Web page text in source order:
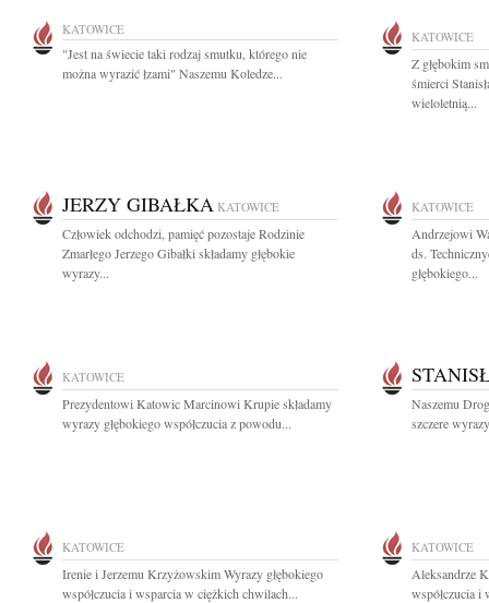
KATOWICE
"Jest na świecie taki rodzaj smutku, którego nie
można wyrazić łzami" Naszemu Koledze...
KATOWICE
Z głębokim
śmierci
wieloletnią...
JERZY GIBAŁKA KATOWICE
Człowiek odchodzi, pamięć pozostaje Rodzinie
Zmarłego Jerzego Gibałki składamy głębokie
wyrazy...
KATOWICE
Andrzejowi
ds.
głębokiego...
KATOWICE
Prezydentowi Katowic Marcinowi Krupie składamy
wyrazy głębokiego współczucia z powodu...
Naszemu
szczere
KATOWICE
Irenie i Jerzemu Krzyżowskim Wyrazy głębokiego
współczucia i wsparcia w ciężkich chwilach...
KATOWICE
Aleksandrze
współczucia i